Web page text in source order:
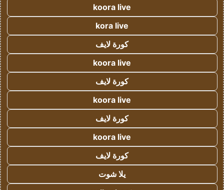
koora live
kora live
كورة لايف
koora live
كورة لايف
koora live
كورة لايف
koora live
كورة لايف
يلا شوت